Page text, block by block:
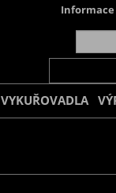
Informace
VYKUŘOVADLA